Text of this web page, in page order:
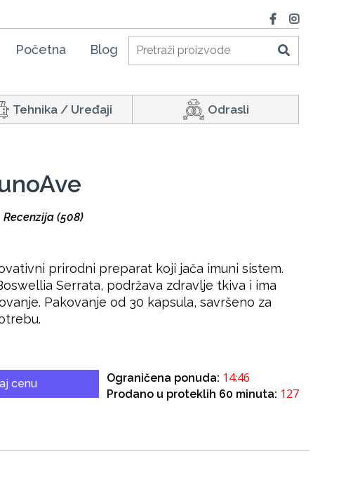
Početna Blog
Tehnika / Uređaji Odrasli
Recenzija (508)
prirodni preparat koji jača imuni sistem.
Serrata, podržava zdravlje tkiva i ima
Pakovanje od 30 kapsula, savršeno za
cenu Ograničena ponuda: 14:46
Prodano u proteklih 60 minuta: 127